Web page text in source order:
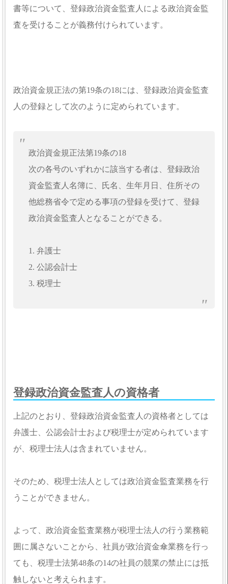
書等について、登録政治資金監査人による政治資金監
査を受けることが義務付けられています。
政治資金規正法の第19条の18には、登録政治資金監査
人の登録として次のように定められています。
政治資金規正法第19条の18
次の各号のいずれかに該当する者は、登録政治
資金監査人名簿に、氏名、生年月日、住所その
他総務省令で定める事項の登録を受けて、登録
政治資金監査人となることができる。
1. 弁護士
2. 公認会計士
3. 税理士
登録政治資金監査人の資格者
上記のとおり、登録政治資金監査人の資格者としては
弁護士、公認会計士および税理士が定められています
が、税理士法人は含まれていません。
そのため、税理士法人としては政治資金監査業務を行
うことができません。
よって、政治資金監査業務が税理士法人の行う業務範
囲に属さないことから、社員が政治資金傘業務を行っ
ても、税理士法第48条の14の社員の競業の禁止には抵
触しないと考えられます。